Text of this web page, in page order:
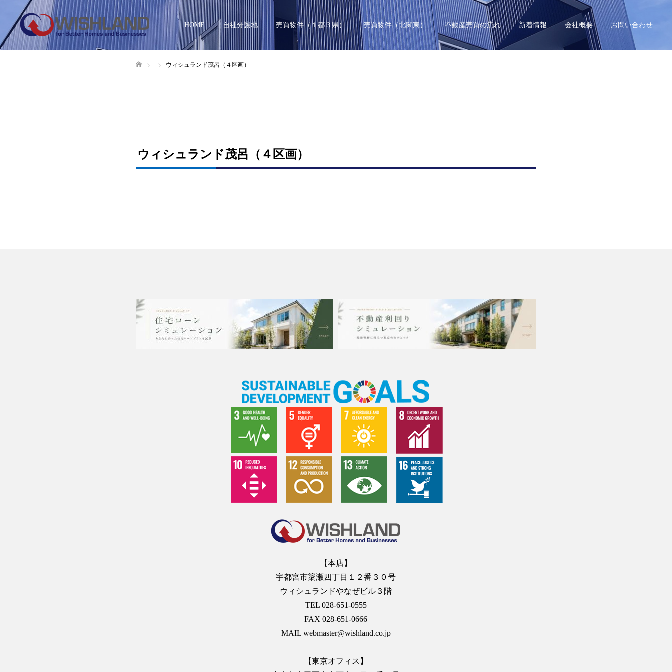
HOME 自社分譲地 売買物件（１都３県） 売買物件（北関東） 不動産売買の流れ 新着情報 会社概要 お問い合わせ
ウィシュランド茂呂（４区画）
ウィシュランド茂呂（４区画）
【本店】
宇都宮市簗瀬四丁目１２番３０号
ウィシュランドやなぜビル３階
TEL 028-651-0555
FAX 028-651-0666
MAIL webmaster@wishland.co.jp
【東京オフィス】